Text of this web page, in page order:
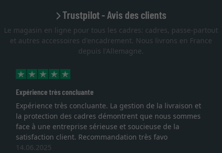
Trustpilot - Avis des clients
Le magasin en ligne pour tous les cadres: cadres, passe-partout
et autres accessoires d'encadrement. Nous livrons en France
depuis l'Allemagne.
Expérience très concluante
Expérience très concluante. La gestion de la livraison et
la protection des cadres démontrent que nous sommes
face à une entreprise sérieuse et soucieuse de la
satisfaction client. Recommandation très favo
14.06.2025